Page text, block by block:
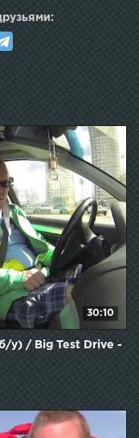
30:10
у) / Big Test Drive -